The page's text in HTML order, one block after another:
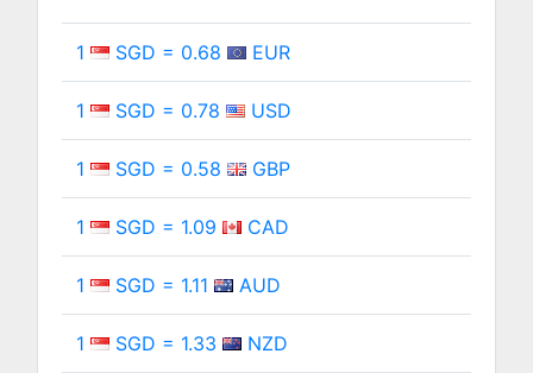
1 SGD = 0.68 EUR
1 SGD = 0.78 USD
1 SGD = 0.58 GBP
1 SGD = 1.09 CAD
1 SGD = 1.11 AUD
1 SGD = 1.33 NZD